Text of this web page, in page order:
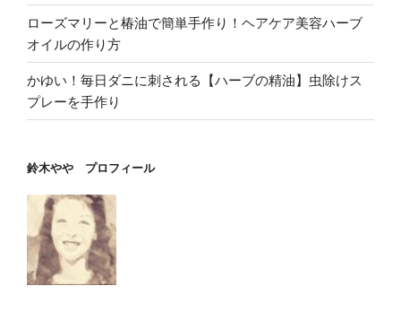
ローズマリーと椿油で簡単手作り！ヘアケア美容ハーブ
オイルの作り方
かゆい！毎日ダニに刺される【ハーブの精油】虫除けス
プレーを手作り
鈴木やや プロフィール